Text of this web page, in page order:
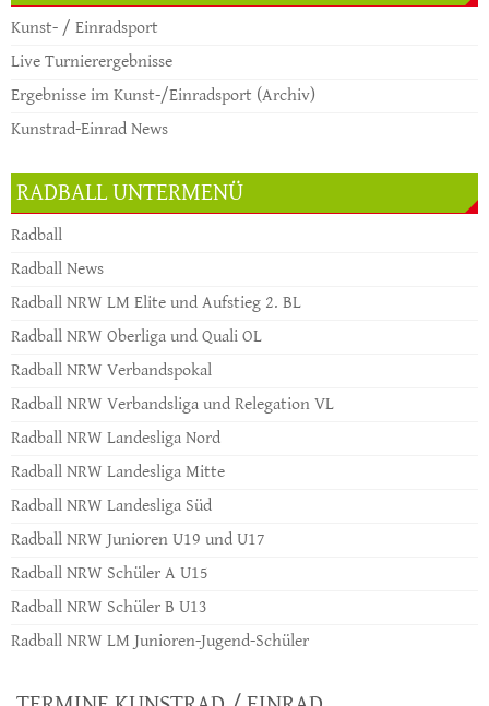
Kunst- / Einradsport
Live Turnierergebnisse
Ergebnisse im Kunst-/Einradsport (Archiv)
Kunstrad-Einrad News
RADBALL UNTERMENÜ
Radball
Radball News
Radball NRW LM Elite und Aufstieg 2. BL
Radball NRW Oberliga und Quali OL
Radball NRW Verbandspokal
Radball NRW Verbandsliga und Relegation VL
Radball NRW Landesliga Nord
Radball NRW Landesliga Mitte
Radball NRW Landesliga Süd
Radball NRW Junioren U19 und U17
Radball NRW Schüler A U15
Radball NRW Schüler B U13
Radball NRW LM Junioren-Jugend-Schüler